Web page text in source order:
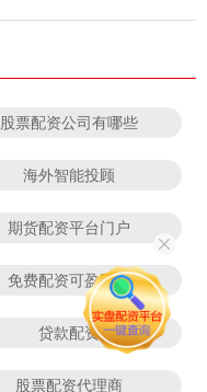
股票配资公司有哪些
海外智能投顾
期货配资平台门户
免费配资可盈平台
贷款配资
股票配资代理商